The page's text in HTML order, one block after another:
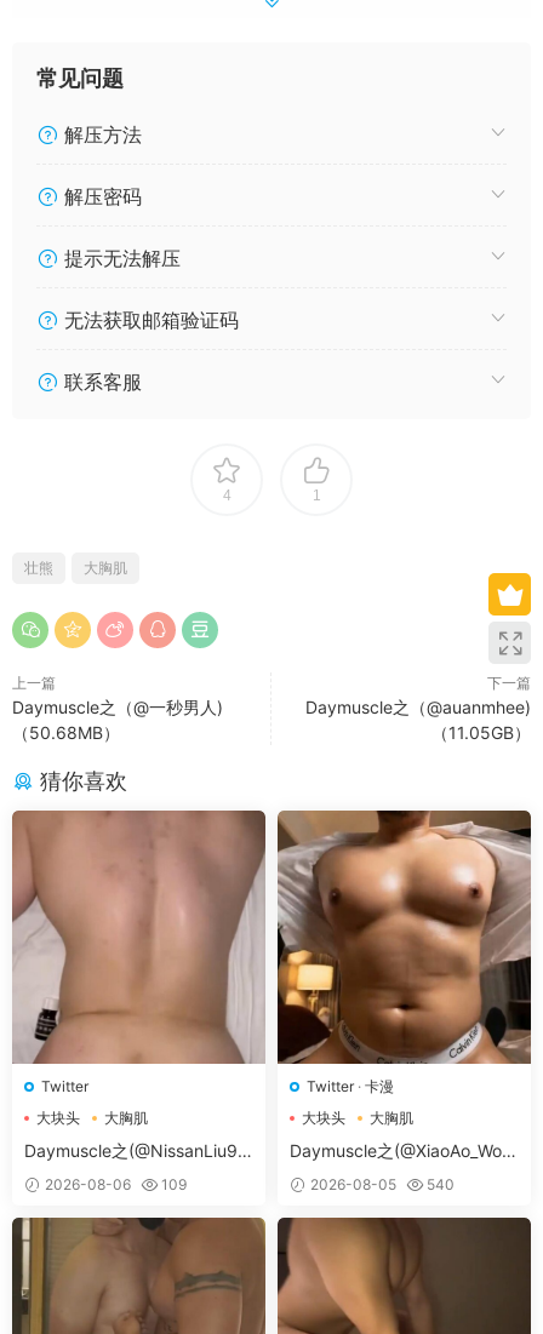
常见问题
解压方法
解压密码
提示无法解压
无法获取邮箱验证码
联系客服
4 1
壮熊 大胸肌
上一篇
Daymuscle之（@一秒男人)
（50.68MB）
下一篇
Daymuscle之（@auanmhee)
（11.05GB）
猜你喜欢
Twitter
大块头
大胸肌
大胸肌肉男
Daymuscle之(@NissanLiu98
-@Nissan98）
2026-08-06 109
Twitter· 卡漫
大块头
大胸肌
大胸肌肉男
Daymuscle之(@XiaoAo_Worl
d-@XiaoAo.art）
2026-08-05 540